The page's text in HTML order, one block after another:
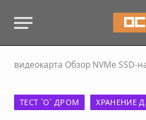
видеокарта Обзор NVMe SSD-накопителя Toshiba
ТЕСТ `О` ДРОМ ХРАНЕНИЕ